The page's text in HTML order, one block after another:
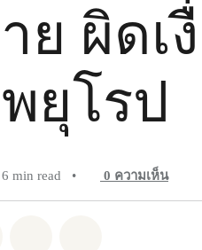
ย ผิดเ
ยุโรป
6 min read • 0 ความเห็น